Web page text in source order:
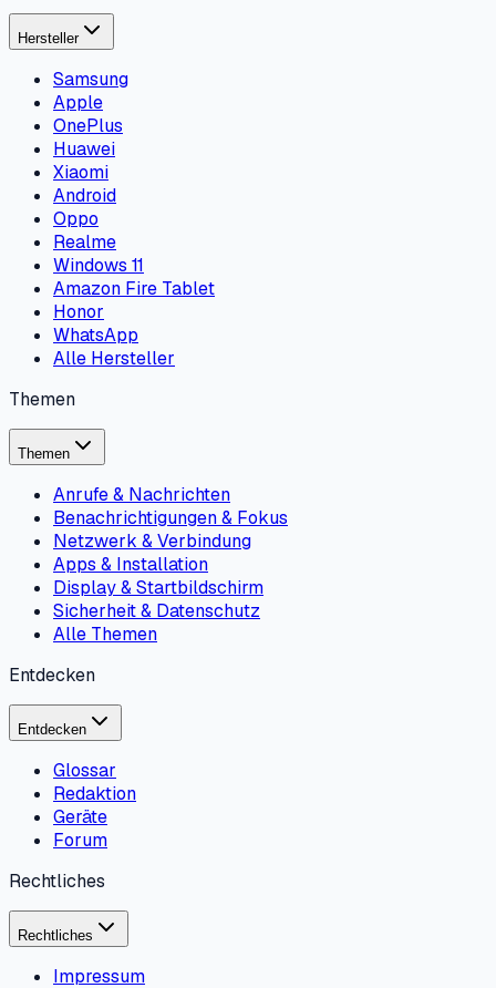
Hersteller
Samsung
Apple
OnePlus
Huawei
Xiaomi
Android
Oppo
Realme
Windows 11
Amazon Fire Tablet
Honor
WhatsApp
Alle Hersteller
Themen
Themen
Anrufe & Nachrichten
Benachrichtigungen & Fokus
Netzwerk & Verbindung
Apps & Installation
Display & Startbildschirm
Sicherheit & Datenschutz
Alle Themen
Entdecken
Entdecken
Glossar
Redaktion
Geräte
Forum
Rechtliches
Rechtliches
Impressum